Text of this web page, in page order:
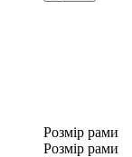
Розмір рами
Розмір рами